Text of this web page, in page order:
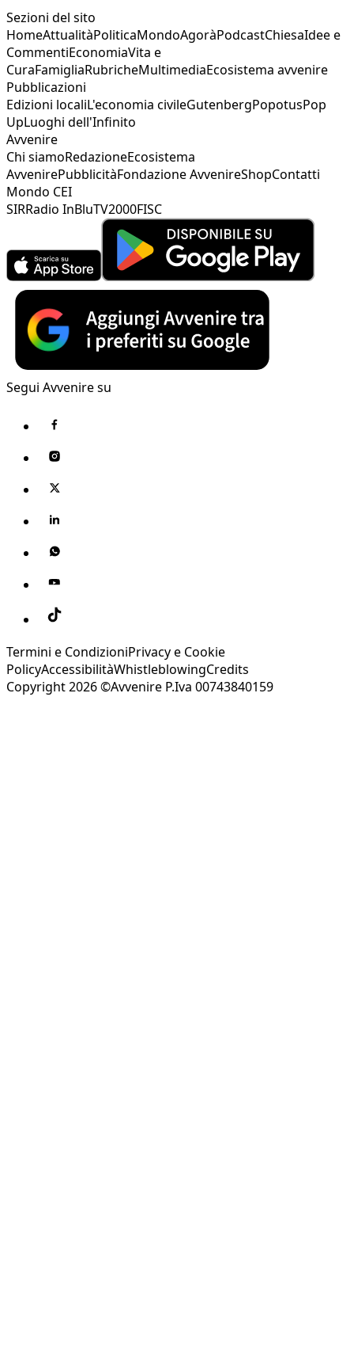
Sezioni del sito
HomeAttualitàPoliticaMondoAgoràPodcastChiesaIdee e
CommentiEconomiaVita e
CuraFamigliaRubricheMultimediaEcosistema avvenire
Pubblicazioni
Edizioni localiL'economia civileGutenbergPopotusPop
UpLuoghi dell'Infinito
Avvenire
Chi siamoRedazioneEcosistema
AvvenirePubblicitàFondazione AvvenireShopContatti
Mondo CEI
SIRRadio InBluTV2000FISC
Segui Avvenire su
Termini e CondizioniPrivacy e Cookie
PolicyAccessibilitàWhistleblowingCredits
Copyright 2026 ©Avvenire P.Iva 00743840159